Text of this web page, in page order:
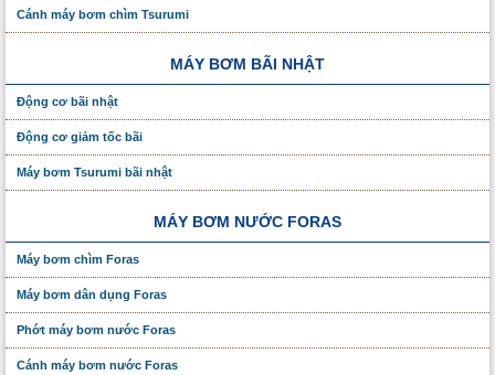
Cánh máy bơm chìm Tsurumi
MÁY BƠM BÃI NHẬT
Động cơ bãi nhật
Động cơ giảm tốc bãi
Máy bơm Tsurumi bãi nhật
MÁY BƠM NƯỚC FORAS
Máy bơm chìm Foras
Máy bơm dân dụng Foras
Phớt máy bơm nước Foras
Cánh máy bơm nước Foras